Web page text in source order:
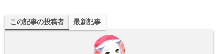
sk
y
to
do
この記事の投稿者 最新記事